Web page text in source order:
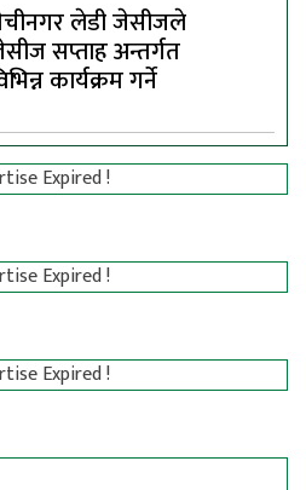
लेडी जेसीजले
सप्ताह अन्तर्गत
कार्यक्रम गर्ने
Expired !
Expired !
Expired !